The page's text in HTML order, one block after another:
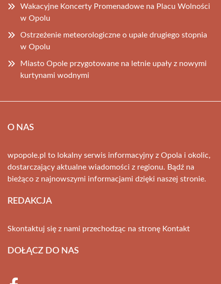
Wakacyjne Koncerty Promenadowe na Placu Wolności
w Opolu
Ostrzeżenie meteorologiczne o upale drugiego stopnia
w Opolu
Miasto Opole przygotowane na letnie upały z nowymi
kurtynami wodnymi
O NAS
wpopole.pl to lokalny serwis informacyjny z Opola i okolic,
dostarczający aktualne wiadomości z regionu. Bądź na
bieżąco z najnowszymi informacjami dzięki naszej stronie.
REDAKCJA
Skontaktuj się z nami przechodząc na stronę Kontakt
DOŁĄCZ DO NAS